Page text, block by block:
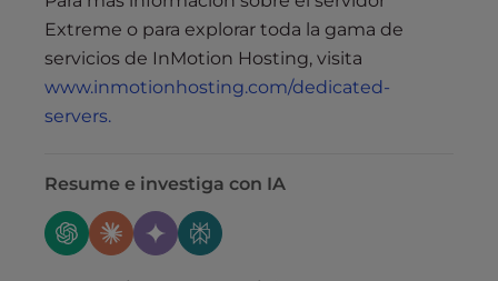
Extreme o para explorar toda la gama de
servicios de InMotion Hosting, visita
www.inmotionhosting.com/dedicated-
servers.
Resume e investiga con IA